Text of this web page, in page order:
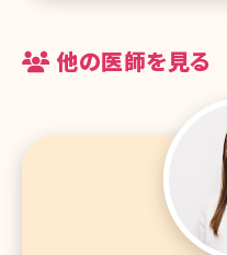
他の医師を見る